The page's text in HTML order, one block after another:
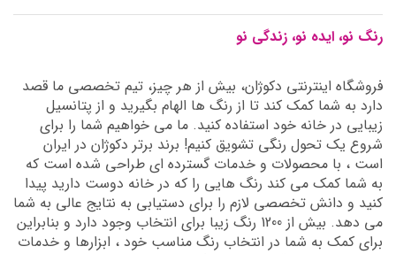
رنگ نو، ایده نو، زندگی نو
فروشگاه اینترنتی دکوژان، بیش از هر چیز، تیم تخصصی ما قصد
دارد به شما کمک کند تا از رنگ ها الهام بگیرید و از پتانسیل
زیبایی در خانه خود استفاده کنید. ما می خواهیم شما را برای
شروع یک تحول رنگی تشویق کنیم! برند برتر دکوژان در ایران
است ، با محصولات و خدمات گسترده ای طراحی شده است که
به شما کمک می کند رنگ هایی را که در خانه دوست دارید پیدا
کنید و دانش تخصصی لازم را برای دستیابی به نتایج عالی به شما
می دهد. بیش از 1200 رنگ زیبا برای انتخاب وجود دارد و بنابراین
برای کمک به شما در انتخاب رنگ مناسب خود ، ابزارها و خدمات